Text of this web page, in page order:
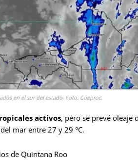
en el sur del estado. Foto: Coeproc.
activos, pero se prevé oleaje
mar entre 27 y 29 °C.
de Quintana Roo